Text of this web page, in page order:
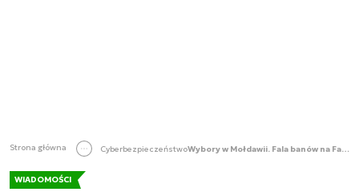
Strona główna Cyberbezpieczeństwo Wybory w Mołdawii. Fala banów na Facebooku i Instagramie
WIADOMOŚCI